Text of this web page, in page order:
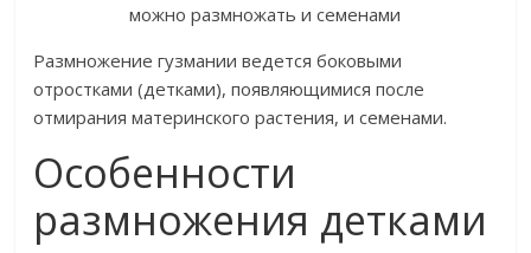
можно размножать и семенами
Размножение гузмании ведется боковыми
отростками (детками), появляющимися после
отмирания материнского растения, и семенами.
Особенности
размножения детками